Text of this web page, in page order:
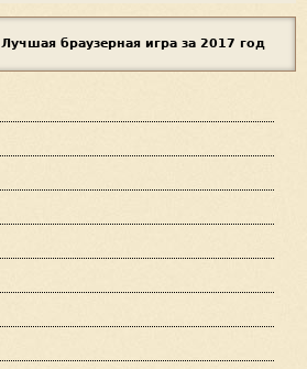
Лучшая браузерная игра за 2017 год